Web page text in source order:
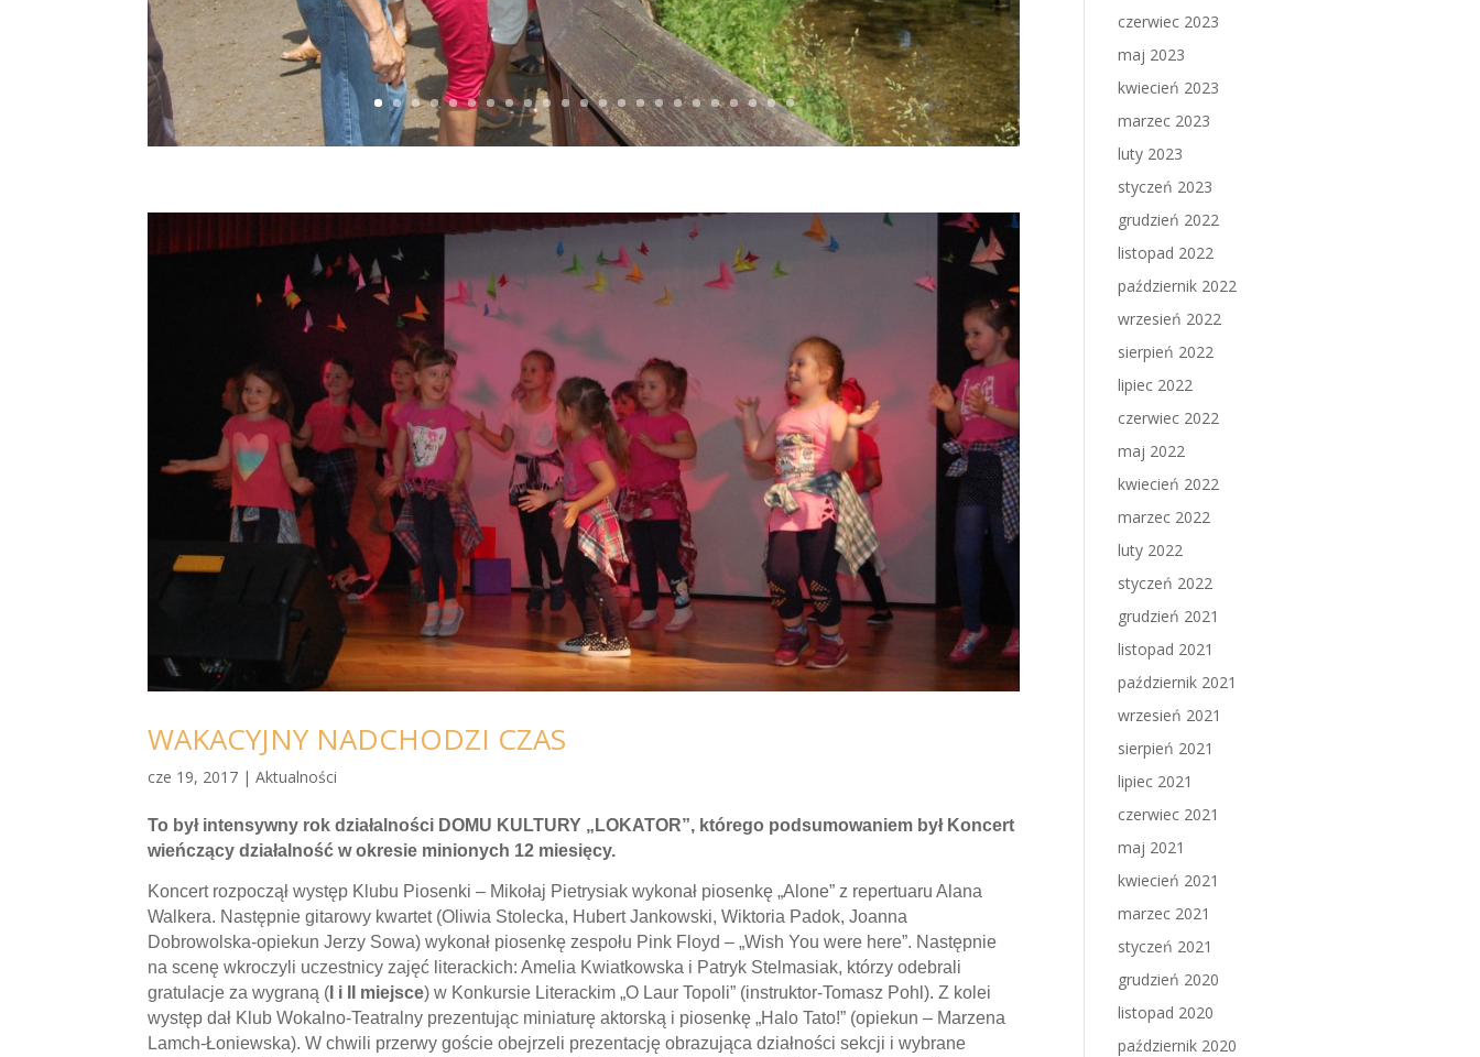
WAKACYJNY NADCHODZI CZAS
cze 19, 2017 |Aktualności
To był intensywny rok działalności DOMU KULTURY „LOKATOR”, którego podsumowaniem był Koncert
wieńczący działalność w okresie minionych 12 miesięcy.
Koncert rozpoczął występ Klubu Piosenki – Mikołaj Pietrysiak wykonał piosenkę „Alone” z repertuaru Alana
Walkera. Następnie gitarowy kwartet (Oliwia Stolecka, Hubert Jankowski, Wiktoria Padok, Joanna
Dobrowolska-opiekun Jerzy Sowa) wykonał piosenkę zespołu Pink Floyd – „Wish You were here”. Następnie
na scenę wkroczyli uczestnicy zajęć literackich: Amelia Kwiatkowska i Patryk Stelmasiak, którzy odebrali
gratulacje za wygraną ( I i II miejsce) w Konkursie Literackim „O Laur Topoli” (instruktor-Tomasz Pohl). Z kolei
występ dał Klub Wokalno-Teatralny prezentując miniaturę aktorską i piosenkę „Halo Tato!” (opiekun – Marzena
Lamch-Łoniewska). W chwili przerwy goście obejrzeli prezentację obrazująca działności sekcji i wybrane
czerwiec 2023
maj 2023
kwiecień 2023
marzec 2023
luty 2023
styczeń 2023
grudzień 2022
listopad 2022
październik 2022
wrzesień 2022
sierpień 2022
lipiec 2022
czerwiec 2022
maj 2022
kwiecień 2022
marzec 2022
luty 2022
styczeń 2022
grudzień 2021
listopad 2021
październik 2021
wrzesień 2021
sierpień 2021
lipiec 2021
czerwiec 2021
maj 2021
kwiecień 2021
marzec 2021
styczeń 2021
grudzień 2020
listopad 2020
październik 2020